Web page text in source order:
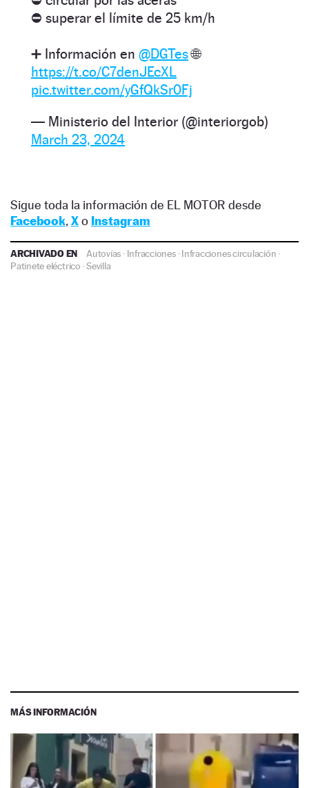
⛔ superar el límite de 25 km/h
➕ Información en @DGTes🌐
https://t.co/C7denJEcXL
pic.twitter.com/yGfQkSr0Fj
— Ministerio del Interior (@interiorgob)
March 23, 2024
Sigue toda la información de EL MOTOR desde
Facebook, Xo Instagram
ARCHIVADO EN Autovías · Infracciones·Infracciones circulación ·
Patinete eléctrico ·Sevilla
MÁS INFORMACIÓN